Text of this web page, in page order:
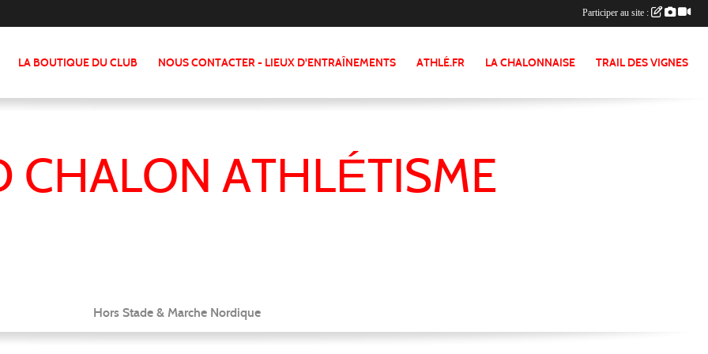
LA BOUTIQUE DU CLUB NOUS CONTACTER - LIEUX D'ENTRAÎNEMENTS ATHLÉ.FR LA CHALONNAISE TRAIL DES VIGNES
CHALON ATHLÉTISME
Hors Stade & Marche Nordique
Participer au site :